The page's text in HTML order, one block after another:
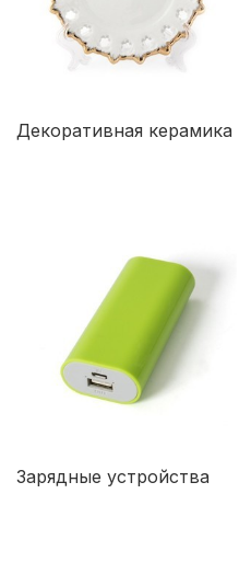
Декоративная керамика
Зарядные устройства